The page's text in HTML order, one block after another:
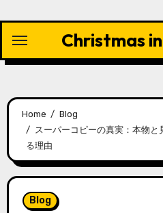
content
Christmas
Home
Blog
スーパーコピーの真実：本物
る理由
Blog